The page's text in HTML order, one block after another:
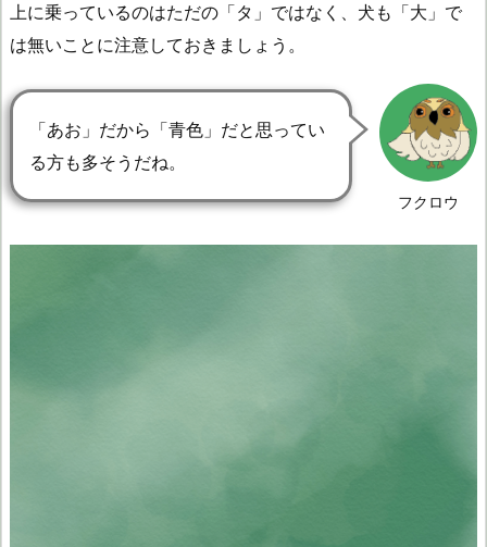
上に乗っているのはただの「タ」ではなく、犬も「大」で
は無いことに注意しておきましょう。
フクロウ
「あお」だから「青色」だと思ってい
る方も多そうだね。